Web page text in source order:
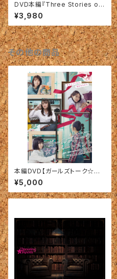
DVD本編『Three Stories of
Christmas〜貴方の叶えたい
夢は、なんですか！？〜』
¥3,980
その他の商品
本編DVD【ガールズトーク☆ア
パートメント 2020】2021年作
品
¥5,000